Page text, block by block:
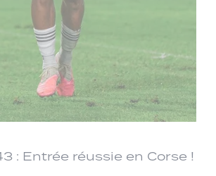
: Entrée réussie en Corse !